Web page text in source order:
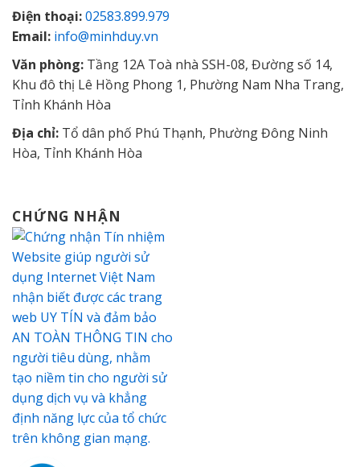
Điện thoại:02583.899.979
Email: info@minhduy.vn
Văn phòng: Tầng 12A Toà nhà SSH-08, Đường số 14,
Khu đô thị Lê Hồng Phong 1, Phường Nam Nha Trang,
Tỉnh Khánh Hòa
Địa chỉ: Tổ dân phố Phú Thạnh, Phường Đông Ninh
Hòa, Tỉnh Khánh Hòa
CHỨNG NHẬN